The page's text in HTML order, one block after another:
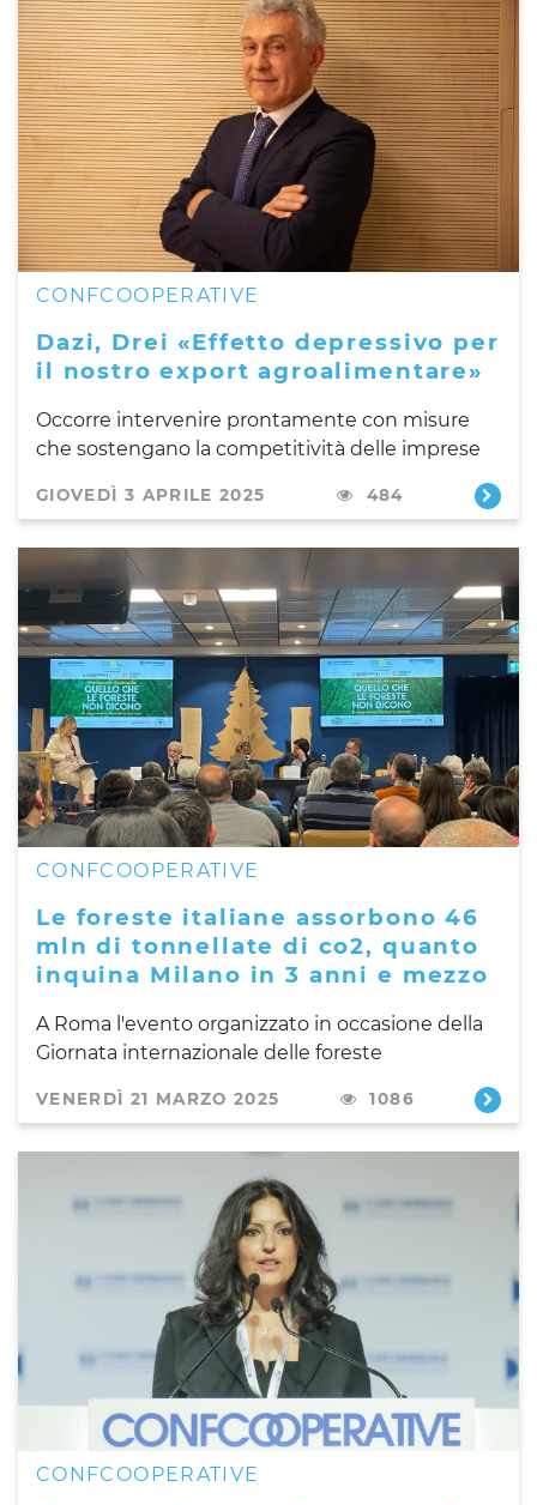
CONFCOOPERATIVE
Dazi, Drei «Effetto depressivo per
il nostro export agroalimentare»
Occorre intervenire prontamente con misure
che sostengano la competitività delle imprese
GIOVEDÌ 3 APRILE 2025 484
CONFCOOPERATIVE
Le foreste italiane assorbono 46
mln di tonnellate di co2, quanto
inquina Milano in 3 anni e mezzo
A Roma l'evento organizzato in occasione della
Giornata internazionale delle foreste
VENERDÌ 21 MARZO 2025 1086
CONFCOOPERATIVE